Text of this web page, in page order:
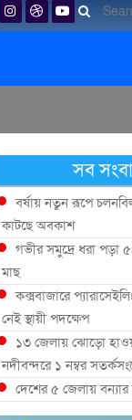
সব
বর্ষায় নতুন রূপে
কাটছে অবকাশ
গভীর সমুদ্রে ধরা পড়া
মাছ
কক্সবাজারে
নেই স্থায়ী পদক্ষেপ
১৩ জেলায় ঝোড়ো
নদীবন্দরে ১ নম্বর
দেশের ৫ জেলায় বন্যার
দেশের বিভিন্ন অঞ্চলে